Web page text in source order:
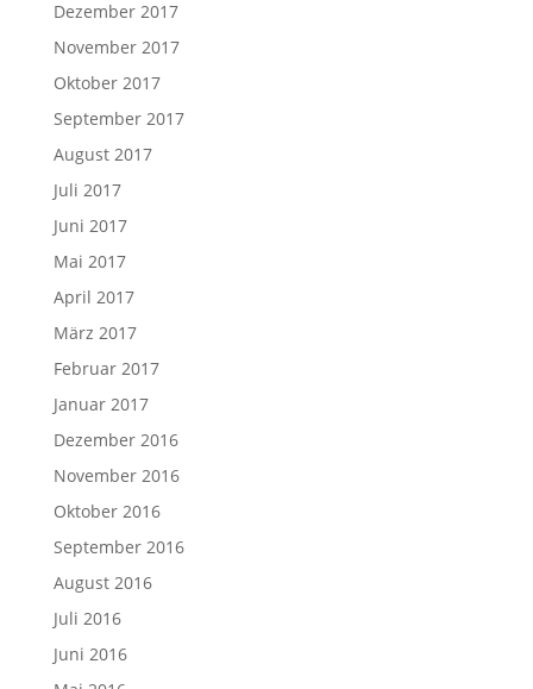
Dezember 2017
November 2017
Oktober 2017
September 2017
August 2017
Juli 2017
Juni 2017
Mai 2017
April 2017
März 2017
Februar 2017
Januar 2017
Dezember 2016
November 2016
Oktober 2016
September 2016
August 2016
Juli 2016
Juni 2016